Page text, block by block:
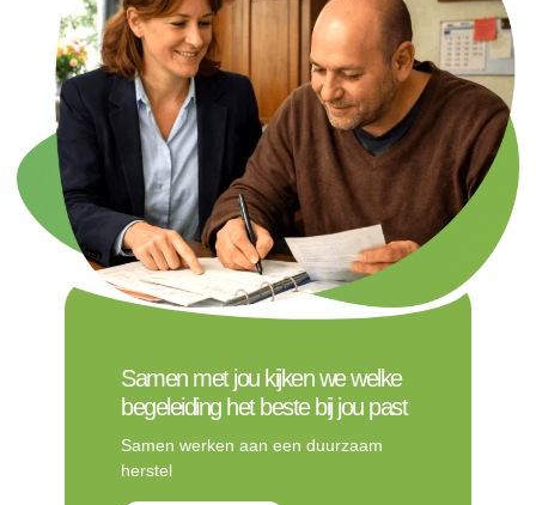
Samen met jou kijken we welke
begeleiding het beste bij jou past
Samen werken aan een duurzaam
herstel